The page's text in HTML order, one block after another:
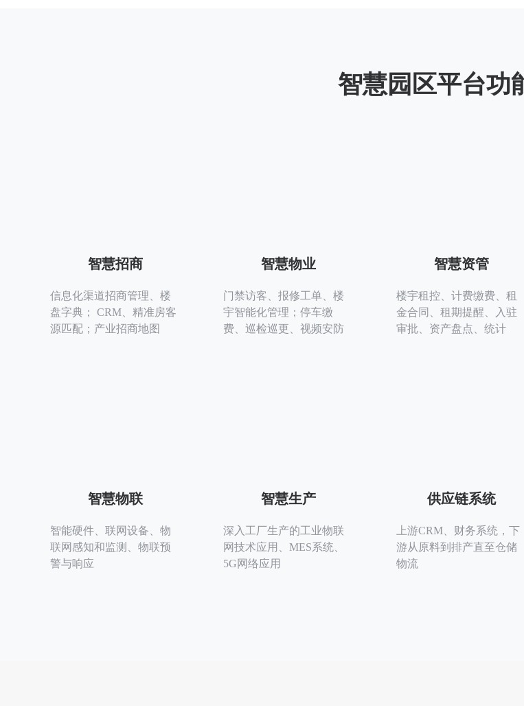
智慧园区平台功
智慧招商
信息化渠道招商管理、楼
盘字典； CRM、精准房客
源匹配；产业招商地图
智慧物业
门禁访客、报修工单、楼
宇智能化管理；停车缴
费、巡检巡更、视频安防
智慧资管
楼宇租控、计费缴费、租
金合同、租期提醒、入驻
审批、资产盘点、统计
智慧物联
智能硬件、联网设备、物
联网感知和监测、物联预
警与响应
智慧生产
深入工厂生产的工业物联
网技术应用、MES系统、
5G网络应用
供应链系统
上游CRM、财务系统，下
游从原料到排产直至仓储
物流